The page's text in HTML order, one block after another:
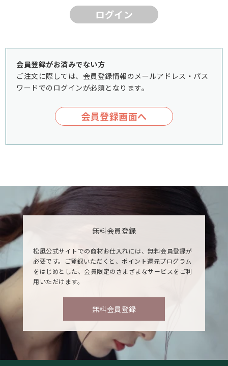
ログイン
会員登録がお済みでない方
ご注文に際しては、会員登録情報のメールアドレス・パス
ワードでのログインが必須となります。
会員登録画面へ
無料会員登録
松風公式サイトでの商材お仕入れには、無料会員登録が
必要です。ご登録いただくと、ポイント還元プログラム
をはじめとした、会員限定のさまざまなサービスをご利
用いただけます。
無料会員登録